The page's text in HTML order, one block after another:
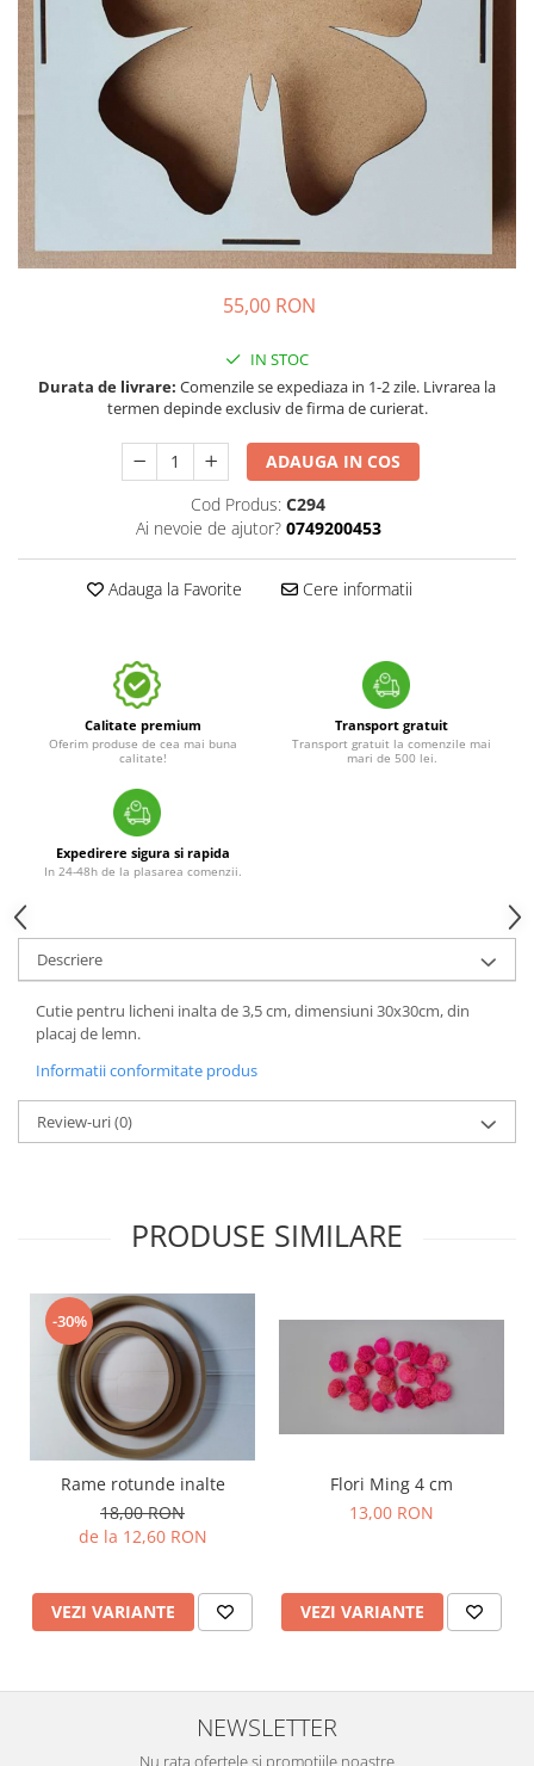
55,00 RON
IN STOC
Durata de livrare: Comenzile se expediaza in 1-2 zile. Livrarea la
termen depinde exclusiv de firma de curierat.
ADAUGA IN COS
Cod Produs: C294
Ai nevoie de ajutor? 0749200453
Adauga la Favorite Cere informatii
Calitate premium
Oferim produse de cea mai buna
calitate!
Transport gratuit
Transport gratuit la comenzile mai
mari de 500 lei.
Expedirere sigura si rapida
In 24-48h de la plasarea comenzii.
Descriere
Cutie pentru licheni inalta de 3,5 cm, dimensiuni 30x30cm, din
placaj de lemn.
Informatii conformitate produs
Review-uri(0)
PRODUSE SIMILARE
-30%
Rame rotunde inalte
18,00 RON
de la 12,60 RON
VEZI VARIANTE
Flori Ming 4 cm
13,00 RON
VEZI VARIANTE
NEWSLETTER
Nu rata ofertele si promotiile noastre